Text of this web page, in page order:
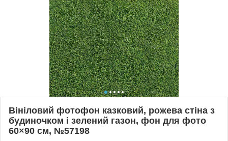
Вініловий фотофон казковий, рожева стіна з
будиночком і зелений газон, фон для фото
60×90 см, №57198